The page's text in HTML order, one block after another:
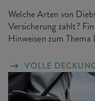
Welche Arten von
Versicherung zahlt?
Hinweisen zum
VOLLE